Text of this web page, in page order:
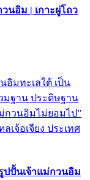
นอิม | เกาะผู่โถว
มทะเลใต้ เป็น
มฐาน ประดิษฐาน
กวนอิมไม่ยอมไป”
เจ้อเจียง ประเทศ
ปปั้นเจ้าแม่กวนอิม